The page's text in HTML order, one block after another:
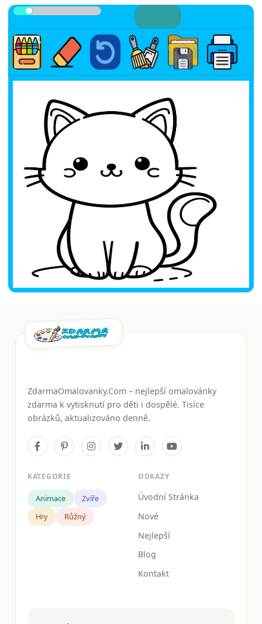
ZdarmaOmalovanky.Com – nejlepší omalovánky
zdarma k vytisknutí pro děti i dospělé. Tisíce
obrázků, aktualizováno denně.
KATEGORIE
Animace
Zvíře
Hry
Růžný
ODKAZY
Úvodní Stránka
Nové
Nejlepší
Blog
Kontakt